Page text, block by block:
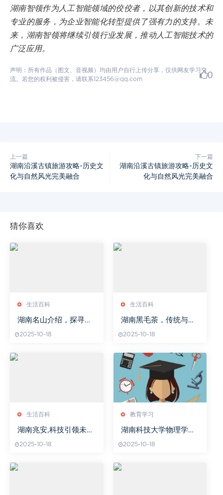
湖南智领作为人工智能领域的佼佼者，以其创新的技术和
专业的服务，为企业智能化转型提供了强有力的支持。未
来，湖南智领将继续引领行业发展，推动人工智能技术的
广泛应用。
声明：所有作品（图文、音视频）均由用户自行上传分享，仅供网友学习交
流。若您的权利被侵害，请联系123456@qq.com
0
上一篇
湖南沿溪古镇旅游攻略-历史文
化与自然风光完美融合
下一篇
湖南沿溪古镇旅游攻略-历史文
化与自然风光完美融合
猜你喜欢
生活百科
湖南名山介绍，探寻自
山
2025-10-18
生活百科
湖南黑毛茶，传统与健
其独特魅力
2025-10-18
生活百科
湖南兆安,科技引领未
2025-10-18
教育学习
湖南科技大学物理学科
2025-10-18